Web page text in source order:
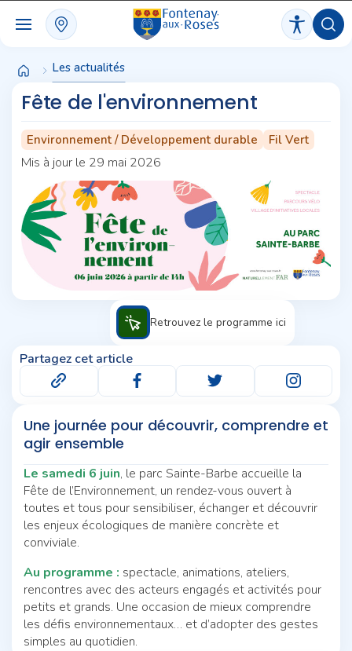
Les actualités
Fête de l'environnement
Environnement / Développement durable Fil Vert
Mis à jour le 29 mai 2026
Retrouvez le programme ici
Partagez cet article
Une journée pour découvrir, comprendre et
agir ensemble
Le samedi 6 juin, le parc Sainte-Barbe accueille la
Fête de l’Environnement, un rendez-vous ouvert à
toutes et tous pour sensibiliser, échanger et découvrir
les enjeux écologiques de manière concrète et
conviviale.
Au programme : spectacle, animations, ateliers,
rencontres avec des acteurs engagés et activités pour
petits et grands. Une occasion de mieux comprendre
les défis environnementaux… et d’adopter des gestes
simples au quotidien.
Panneau de gestion des cookies